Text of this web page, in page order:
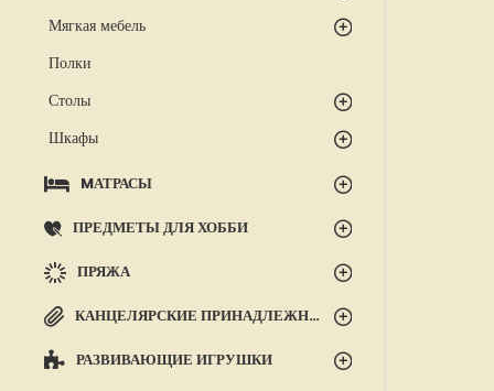
Мягкая мебель
Полки
Столы
Шкафы
MАТРАСЫ
ПРЕДМЕТЫ ДЛЯ ХОББИ
ПРЯЖА
КАНЦЕЛЯРСКИЕ ПРИНАДЛЕЖНОСТИ
РАЗВИВАЮЩИЕ ИГРУШКИ